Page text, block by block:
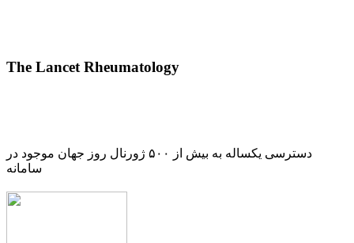
The Lancet Rheumatology
دسترسی یکساله به بیش از ۵۰۰ ژورنال روز جهان موجود در
سامانه